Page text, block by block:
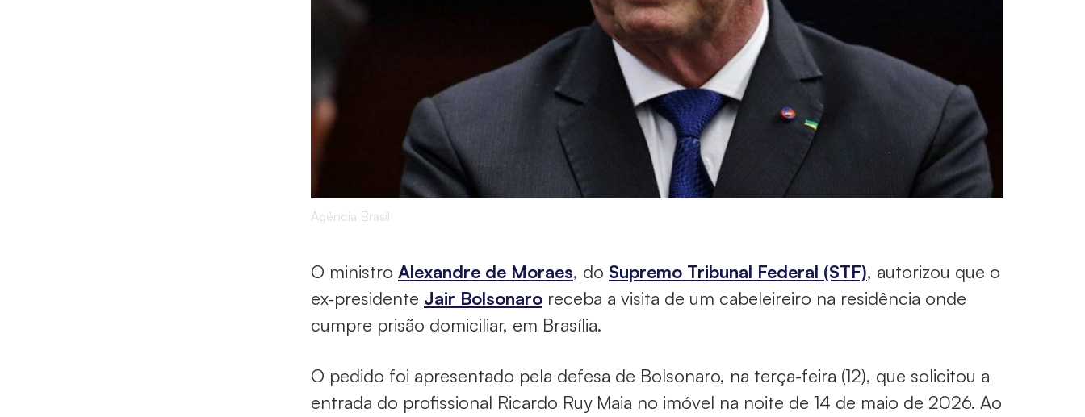
Agência Brasil
O ministro Alexandre de Moraes, do Supremo Tribunal Federal (STF), autorizou que o
ex-presidente Jair Bolsonaro receba a visita de um cabeleireiro na residência onde
cumpre prisão domiciliar, em Brasília.
O pedido foi apresentado pela defesa de Bolsonaro, na terça-feira (12), que solicitou a
entrada do profissional Ricardo Ruy Maia no imóvel na noite de 14 de maio de 2026. Ao